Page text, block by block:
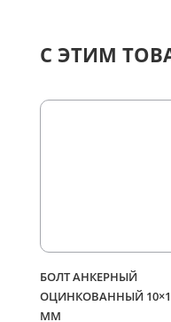
С ЭТИМ
БОЛТ АНКЕРНЫЙ
ОЦИНКОВАННЫЙ
ММ